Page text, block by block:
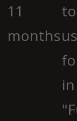
11
months